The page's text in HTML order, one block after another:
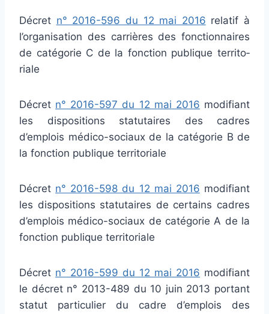
Décret n° 2016-596 du 12 mai 2016 rela­tif à
l’orga­ni­sa­tion des car­riè­res des fonc­tion­nai­res
de caté­go­rie C de la fonc­tion publi­que ter­ri­to­
riale
Décret n° 2016-597 du 12 mai 2016 modi­fiant
les dis­po­si­tions sta­tu­tai­res des cadres
d’emplois médico-sociaux de la caté­go­rie B de
la fonc­tion publi­que ter­ri­to­riale
Décret n° 2016-598 du 12 mai 2016 modi­fiant
les dis­po­si­tions sta­tu­tai­res de cer­tains cadres
d’emplois médico-sociaux de caté­go­rie A de la
fonc­tion publi­que ter­ri­to­riale
Décret n° 2016-599 du 12 mai 2016 modi­fiant
le décret n° 2013-489 du 10 juin 2013 por­tant
statut par­ti­cu­lier du cadre d’emplois des